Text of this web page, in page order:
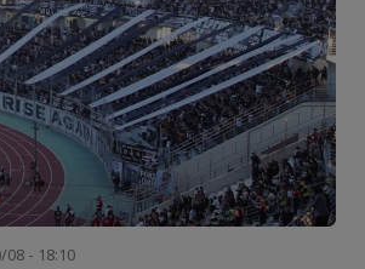
08 - 18:10